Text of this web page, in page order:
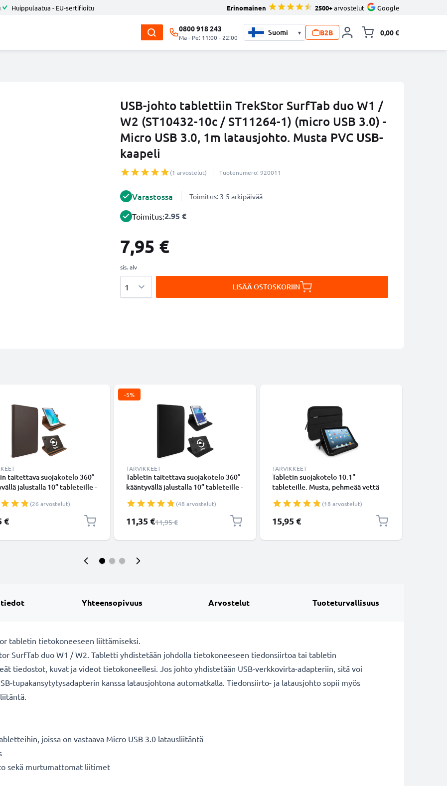
Huippulaatua - EU-sertifioitu Erinomainen 2500+arvostelut Google
0800 918 243
Ma - Pe: 11:00 - 22:00
▾ B2B 0,00 €
USB-johto tablettiin TrekStor SurfTab duo W1 /
W2 (ST10432-10c / ST11264-1) (micro USB 3.0) -
Micro USB 3.0, 1m latausjohto. Musta PVC USB-
kaapeli
(1 arvostelut) Tuotenumero: 920011
Varastossa Toimitus: 3-5 arkipäivää
Toimitus:2.95 €
7,95 €
sis. alv
LISÄÄ OSTOSKORIIN
taitettava suojakotelo 360°
jalustalla 10” tableteille -
tuotemerkiltä subtel
(26 arvostelut)
€
-5%
TARVIKKEET
Tabletin taitettava suojakotelo 360°
kääntyvällä jalustalla 10” tableteille -
kotelo tuotemerkiltä subtel
(48 arvostelut)
Erikoishinta
11,35 €Normaali hinta
11,95 €
TARVIKKEET
Tabletin suojakotelo 10.1"
tableteille. Musta, pehmeää vettä
pehmuste, toimii myös jalustana,
CELLONIC
(18 arvostelut)
15,95 €
tiedot Yhteensopivuus Arvostelut Tuoteturvallisuus
tabletin tietokoneeseen liittämiseksi.
SurfTab duo W1 / W2. Tabletti yhdistetään johdolla tietokoneeseen tiedonsiirtoa tai tabletin
tiedostot, kuvat ja videot tietokoneellesi. Jos johto yhdistetään USB-verkkovirta-adapteriin, sitä voi
tupakansytytysadapterin kanssa latausjohtona automatkalla. Tiedonsiirto- ja latausjohto sopii myös
joissa on vastaava Micro USB 3.0 latausliitäntä
sekä murtumattomat liitimet